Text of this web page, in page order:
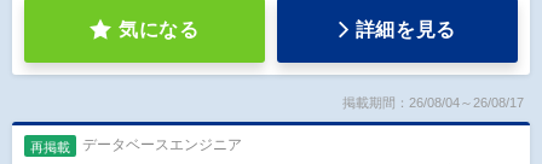
気になる 詳細を見る
掲載期間：26/08/04～26/08/17
再掲載 データベースエンジニア